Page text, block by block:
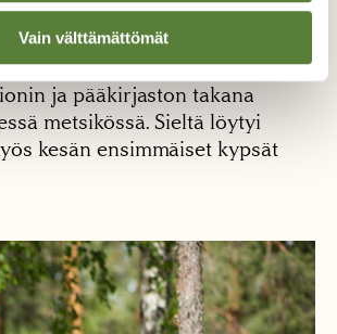
Vain välttämättömät
oli hyötyä myös pesispelien
kätevästi tehtyä ruokaa
muassa Kankaanpään
ja pääkirjaston takana
metsikössä. Sieltä löytyi
kesän ensimmäiset kypsät